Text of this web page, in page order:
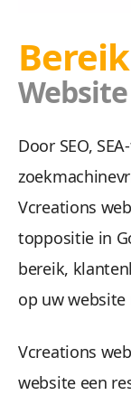
Door SEO,
Vcreations
toppositie in
bereik,
op uw
Vcreations
website een
Wij